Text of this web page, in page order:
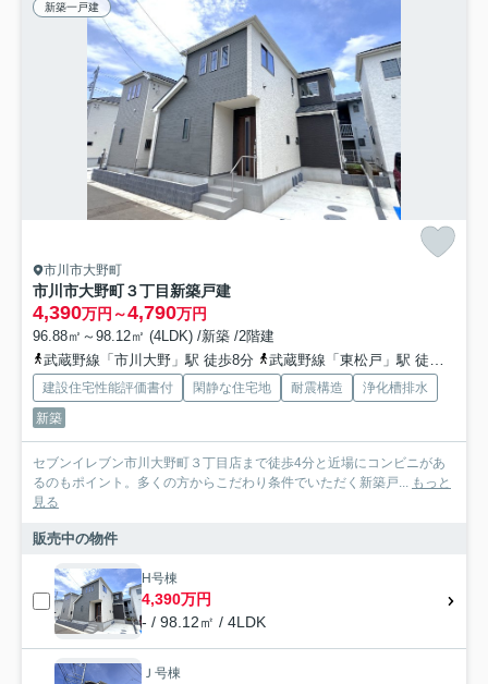
新築一戸建
市川市大野町
市川市大野町３丁目新築戸建
4,390万円～4,790万円
96.88㎡～98.12㎡ (4LDK) /新築 /2階建
武蔵野線「市川大野」駅 徒歩8分
武蔵野線「東松戸」駅 徒歩32分
建設住宅性能評価書付 閑静な住宅地 耐震構造
浄化槽排水
新築
セブンイレブン市川大野町３丁目店まで徒歩4分と近場にコンビニがあ
るのもポイント。多くの方からこだわり条件でいただく新築戸... もっと
見る
販売中の物件
H号棟
4,390万円
- / 98.12㎡ / 4LDK
Ｊ号棟